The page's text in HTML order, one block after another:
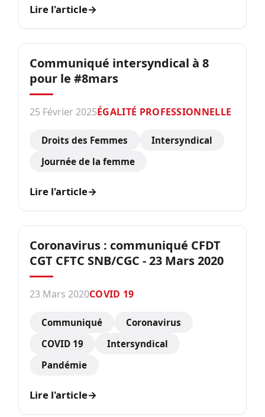
Lire l'article→
Communiqué intersyndical à 8
pour le #8mars
25 Février 2025ÉGALITÉ PROFESSIONNELLE
Droits des Femmes
Intersyndical
Journée de la femme
Lire l'article→
Coronavirus : communiqué CFDT
CGT CFTC SNB/CGC - 23 Mars 2020
23 Mars 2020COVID 19
Communiqué
Coronavirus
COVID 19
Intersyndical
Pandémie
Lire l'article→